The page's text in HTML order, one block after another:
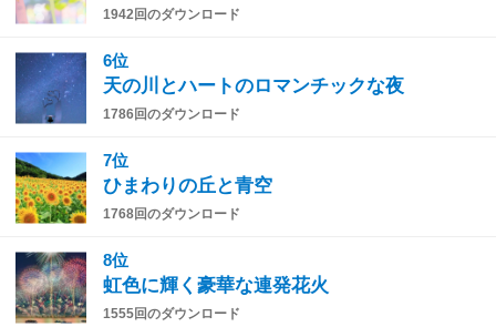
1942回のダウンロード
6位
天の川とハートのロマンチックな夜
1786回のダウンロード
7位
ひまわりの丘と青空
1768回のダウンロード
8位
虹色に輝く豪華な連発花火
1555回のダウンロード